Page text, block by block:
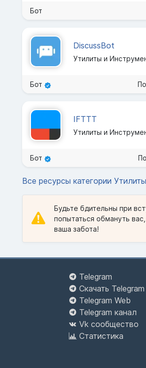
Бот
DiscussBot
Утилиты и
Бот
IFTTT
Утилиты и
Бот
Все ресурсы категории
Будьте бдительны при
попытаться обмануть
ваша забота!
Telegram
Скачать Telegram
Telegram Web
Telegram канал
Vk сообщество
Статистика